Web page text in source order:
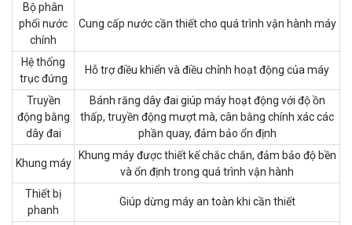
Bộ phân
phối nước
chính
Cung cấp nước cần thiết cho quá trình vận hành máy
Hệ thống
trục đứng
Hỗ trợ điều khiển và điều chỉnh hoạt động của máy
Truyền
động bằng
dây đai
Bánh răng dây đai giúp máy hoạt động với độ ồn
thấp, truyền động mượt mà, cân bằng chính xác các
phần quay, đảm bảo ổn định
Khung máy
Khung máy được thiết kế chắc chắn, đảm bảo độ bền
và ổn định trong quá trình vận hành
Thiết bị
phanh
Giúp dừng máy an toàn khi cần thiết